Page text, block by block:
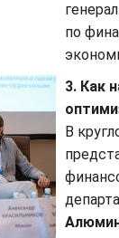
по
3. Как
В